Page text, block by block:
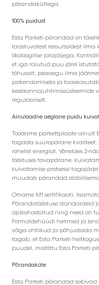
põrandaküttega.
100% puidust
Esta Parketi põrandad on
taastuvatest ressurssidest
ökoloogilise jalajäljega.
et iga raiutud puu järel
tõhusalt, peaaegu ilma
pakendamiseks ja
keskkonnajuhtimissüsteemide
regulaarselt.
Ainulaadne aeglane puidu
Toodame parkettplaate ainult
tagada suurepärane
rohelist energiat. Võrreldes 2-
tööstuses tavapärane,
kuivatamise protsessi
muudab põrandad
Omame M1 sertifikaati,
Põrandatööstuse standardeid
ajakohastatud ning need on
Formaldehüüdi heitmed ja
väga ohtlikud ja põhjustada
tagab, et Esta Parketi
puudel, mistõttu Esta Parketi
Põrandaküte
Esta Parketi põrandad sobivad